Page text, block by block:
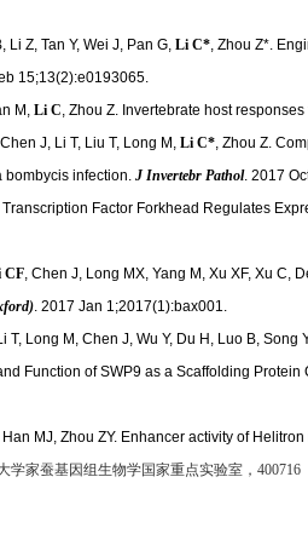
Li Z, Tan Y, Wei J, Pan G, Li C*, Zhou Z*.
15;13(2):e0193065.
M, Li C, Zhou Z. Invertebrate host
J, Li T, Liu T, Long M, Li C*, Zhou Z.
bombycis infection. J Invertebr Pathol. 2017
Transcription Factor Forkhead Regulates
CF, Chen J, Long MX, Yang M, Xu XF, Xu C,
. 2017 Jan 1;2017(1):bax001.
T, Long M, Chen J, Wu Y, Du H, Luo B,
Function of SWP9 as a Scaffolding
Han MJ, Zhou ZY. Enhancer activity of
学家蚕基因组生物学国家重点实验室，400716